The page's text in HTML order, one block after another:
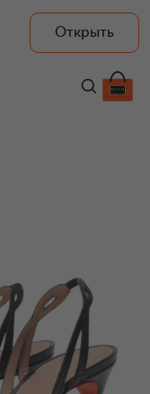
Открыть
68 300 ₽